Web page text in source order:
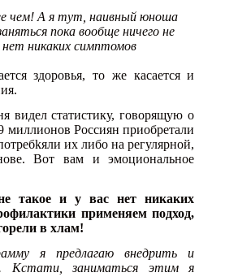
чем! А я тут, наивный юноша
пока вообще ничего не
никаких симптомов
здоровья, то же касается и
видел статистику, говорящую о
миллионов Россиян приобретали
их либо на регулярной,
Вот вам и эмоциональное
такое и у вас нет никаких
применяем подход,
в хлам!
я предлагаю внедрить и
Кстати, заниматься этим я